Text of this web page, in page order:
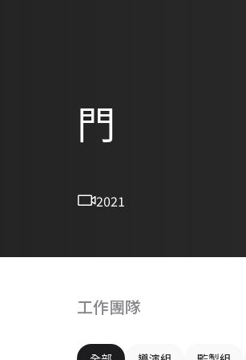
門
2021
工作團隊